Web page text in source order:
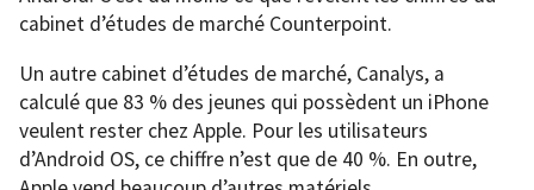
cabinet d’études de marché Counterpoint.
Un autre cabinet d’études de marché, Canalys, a
calculé que 83 % des jeunes qui possèdent un iPhone
veulent rester chez Apple. Pour les utilisateurs
d’Android OS, ce chiffre n’est que de 40 %. En outre,